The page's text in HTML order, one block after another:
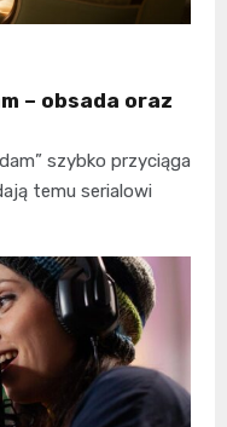
– obsada oraz
szybko przyciąga
temu serialowi